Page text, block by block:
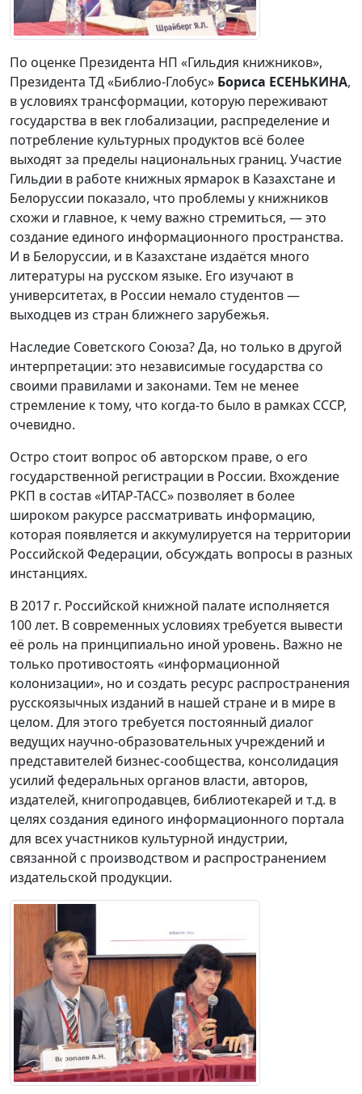
По оценке Президента НП «Гильдия книжников»,
Президента ТД «Библио-Глобус» Бориса ЕСЕНЬКИНА,
в условиях трансформации, которую переживают
государства в век глобализации, распределение и
потребление культурных продуктов всё более
выходят за пределы национальных границ. Участие
Гильдии в работе книжных ярмарок в Казахстане и
Белоруссии показало, что проблемы у книжников
схожи и главное, к чему важно стремиться, — это
создание единого информационного пространства.
И в Белоруссии, и в Казахстане издаётся много
литературы на русском языке. Его изучают в
университетах, в России немало студентов —
выходцев из стран ближнего зарубежья.
Наследие Советского Союза? Да, но только в другой
интерпретации: это независимые государства со
своими правилами и законами. Тем не менее
стремление к тому, что когда-то было в рамках СССР,
очевидно.
Остро стоит вопрос об авторском праве, о его
государственной регистрации в России. Вхождение
РКП в состав «ИТАР-ТАСС» позволяет в более
широком ракурсе рассматривать информацию,
которая появляется и аккумулируется на территории
Российской Федерации, обсуждать вопросы в разных
инстанциях.
В 2017 г. Российской книжной палате исполняется
100 лет. В современных условиях требуется вывести
её роль на принципиально иной уровень. Важно не
только противостоять «информационной
колонизации», но и создать ресурс распространения
русскоязычных изданий в нашей стране и в мире в
целом. Для этого требуется постоянный диалог
ведущих научно-образовательных учреждений и
представителей бизнес-сообщества, консолидация
усилий федеральных органов власти, авторов,
издателей, книгопродавцев, библиотекарей и т.д. в
целях создания единого информационного портала
для всех участников культурной индустрии,
связанной с производством и распространением
издательской продукции.